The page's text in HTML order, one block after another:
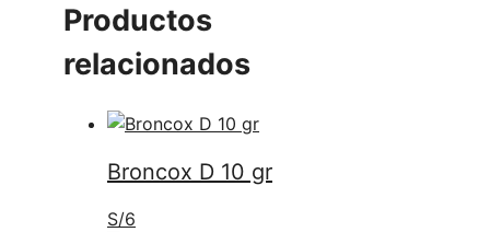
Productos
relacionados
Broncox D 10 gr
S/6